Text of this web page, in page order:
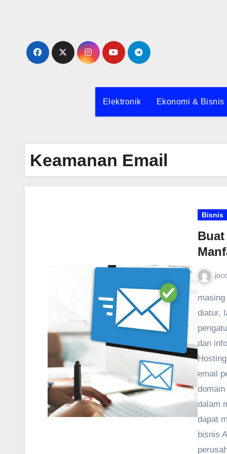
Elektronik Ekonomi & Bisnis
Keamanan Email
Bisnis
diatur,
dan
email
dalam
dapat
bisnis